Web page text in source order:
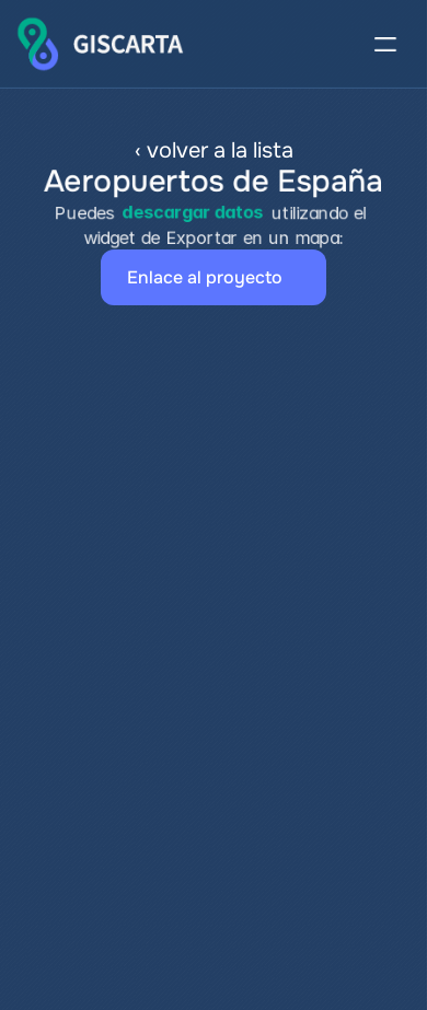
‹ volver a la lista
Aeropuertos de España
Puedes descargar datos utilizando el
widget de Exportar en un mapa:
Enlace al proyecto